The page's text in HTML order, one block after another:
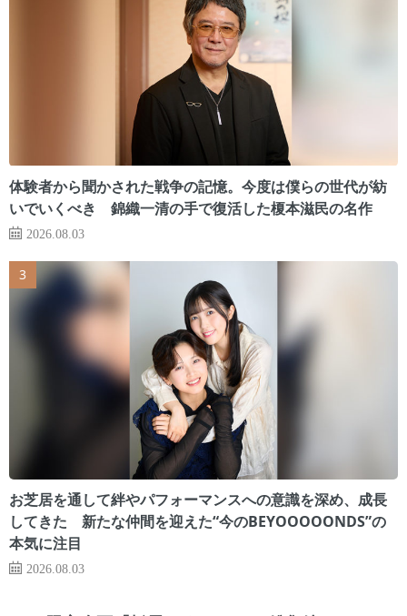
体験者から聞かされた戦争の記憶。今度は僕らの世代が紡
いでいくべき 錦織一清の手で復活した榎本滋民の名作
2026.08.03
お芝居を通して絆やパフォーマンスへの意識を深め、成長
してきた 新たな仲間を迎えた“今のBEYOOOOONDS”の
本気に注目
2026.08.03